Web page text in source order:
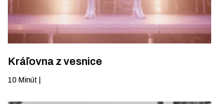
Kráľovna z vesnice
10 Minút